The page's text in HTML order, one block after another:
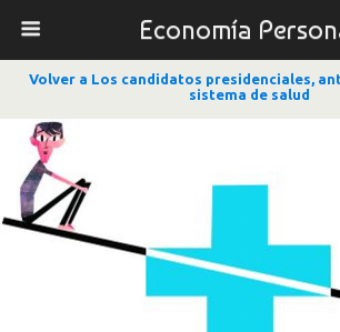
Economía
Volver a Los candidatos presidenciales,
sistema de salud